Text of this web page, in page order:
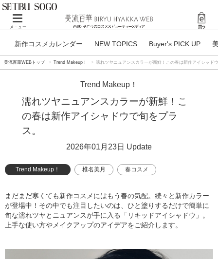
Toggle
navigation
メニュー
新作コスメカレンダー NEW TOPICS Buyer's PICK UP
美流百華WEBトップ Trend Makeup！ 濡れツヤニュアンスカラーが新鮮！この春は新作アイシャド
Trend Makeup！
濡れツヤニュアンスカラーが新鮮！こ
の春は新作アイシャドウで旬をプラ
ス。
2026年01月23日 Update
Trend Makeup！ 椎名美月 春コスメ
まだまだ寒くても新作コスメにはもう春の気配。続々と新作カラー
が登場中！その中でも注目したいのは、ひと塗りするだけで簡単に
旬な濡れツヤとニュアンスが手に入る「リキッドアイシャドウ」。
上手な使い方やメイクアップのアイデアをご紹介します。